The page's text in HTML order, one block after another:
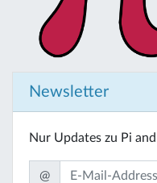
Newsletter
Nur Updates zu Pi
@